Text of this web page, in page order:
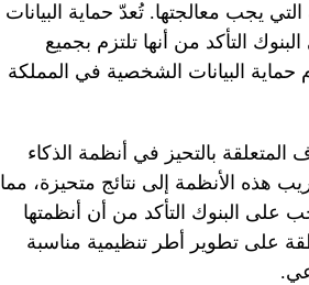
يجب معالجتها. تُعدّ حماية البيانات
التأكد من أنها تلتزم بجميع
حماية البيانات الشخصية في المملكة
بالتحيز في أنظمة الذكاء
هذه الأنظمة إلى نتائج متحيزة، مما
على البنوك التأكد من أن أنظمتها
على تطوير أطر تنظيمية مناسبة